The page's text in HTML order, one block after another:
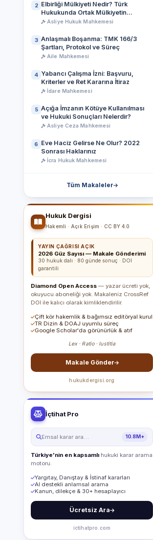
2 Elbirliği Mülkiyeti Nedir? Türk
Hukukunda Ortak Mülkiyetin
Temelleri
Asliye Hukuk Mahkemesi
3 Anlaşmalı Boşanma: TMK 166/3
Şartları, Protokol ve Süreç
Aile Mahkemesi
4 Yabancı Çalışma İzni: Başvuru,
Kriterler ve Ret Kararına İtiraz
İdare Mahkemesi
5 Açığa İmzanın Kötüye Kullanılması
ve Hukuki Sonuçları Nelerdir?
Asliye Ceza Mahkemesi
6 Eve Haciz Gelirse Ne Olur? 2022
Sonrası Haklarınız
İcra Hukuk Mahkemesi
Tüm Makaleler
Hukuk Dergisi
Hakemli · Açık Erişim · CC BY 4.0
YAYIN ÇAĞRISI AÇIK
2026 Güz Sayısı — Makale Gönderimi
30 hukuk dalı · 80 günde sonuç · DOI
garantili
Diamond Open Access — yazar ücreti yok,
okuyucu aboneliği yok. Makaleniz CrossRef
DOI ile kalıcı olarak kimliklendirilir.
Çift kör hakemlik & bağımsız editöryal kurul
TR Dizin & DOAJ uyumlu süreç
Google Scholar'da görünürlük & atıf
Lex · Ratio · Iustitia
Makale Gönder
hukukdergisi.org
İçtihat Pro
Emsal karar ara… 10.8M+
Türkiye'nin en kapsamlı hukuki karar arama
motoru.
Yargıtay, Danıştay & İstinaf kararları
AI destekli anlamsal arama
Kanun, dilekçe & 30+ hesaplayıcı
Ücretsiz Ara
ictihatpro.com